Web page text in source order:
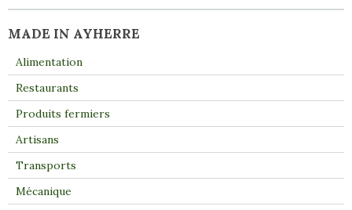
MADE IN AYHERRE
Alimentation
Restaurants
Produits fermiers
Artisans
Transports
Mécanique